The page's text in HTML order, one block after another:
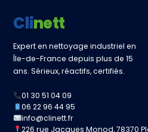
Clinett
Expert en nettoyage industriel en
Île-de-France depuis plus de 15
ans. Sérieux, réactifs, certifiés.
01 30 51 04 09
06 22 96 44 95
info@clinett.fr
226 rue Jacques Monod, 78370